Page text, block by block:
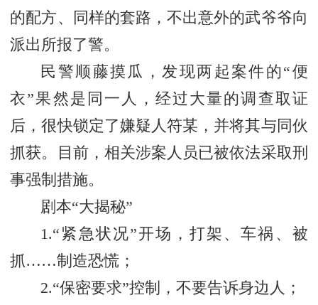
的配方、同样的套路，不出意外的武爷爷向
派出所报了警。
民警顺藤摸瓜，发现两起案件的“便
衣”果然是同一人，经过大量的调查取证
后，很快锁定了嫌疑人符某，并将其与同伙
抓获。目前，相关涉案人员已被依法采取刑
事强制措施。
剧本“大揭秘”
1.“紧急状况”开场，打架、车祸、被
抓……制造恐慌；
2.“保密要求”控制，不要告诉身边人；